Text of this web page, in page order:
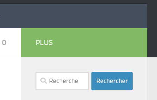
0 PLUS
Rechercher :